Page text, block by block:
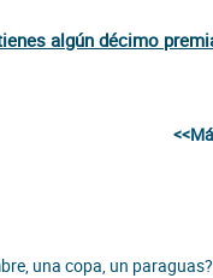
algún décimo
una copa, un paraguas?